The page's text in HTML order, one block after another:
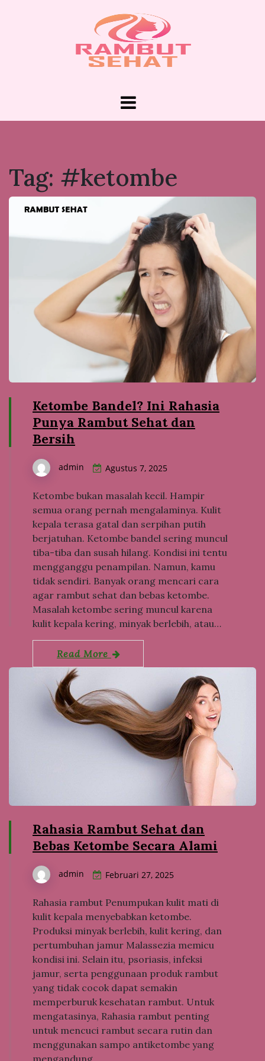
SEHAT
Tag: #ketombe
Ketombe Bandel? Ini Rahasia
Punya Rambut Sehat dan
Bersih
admin Agustus 7, 2025
Ketombe bukan masalah kecil. Hampir
semua orang pernah mengalaminya. Kulit
kepala terasa gatal dan serpihan putih
berjatuhan. Ketombe bandel sering muncul
tiba-tiba dan susah hilang. Kondisi ini tentu
mengganggu penampilan. Namun, kamu
tidak sendiri. Banyak orang mencari cara
agar rambut sehat dan bebas ketombe.
Masalah ketombe sering muncul karena
kulit kepala kering, minyak berlebih, atau…
Read More
Rahasia Rambut Sehat dan
Bebas Ketombe Secara Alami
admin Februari 27, 2025
Rahasia rambut Penumpukan kulit mati di
kulit kepala menyebabkan ketombe.
Produksi minyak berlebih, kulit kering, dan
pertumbuhan jamur Malassezia memicu
kondisi ini. Selain itu, psoriasis, infeksi
jamur, serta penggunaan produk rambut
yang tidak cocok dapat semakin
memperburuk kesehatan rambut. Untuk
mengatasinya, Rahasia rambut penting
untuk mencuci rambut secara rutin dan
menggunakan sampo antiketombe yang